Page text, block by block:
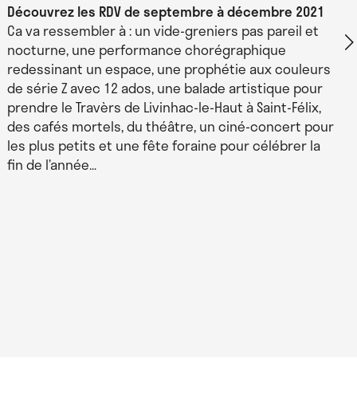
Découvrez les RDV de septembre à décembre 2021
Ca va ressembler à : un vide-greniers pas pareil et
nocturne, une performance chorégraphique
redessinant un espace, une prophétie aux couleurs
de série Z avec 12 ados, une balade artistique pour
prendre le Travèrs de Livinhac-le-Haut à Saint-Félix,
des cafés mortels, du théâtre, un ciné-concert pour
les plus petits et une fête foraine pour célébrer la
fin de l’année…